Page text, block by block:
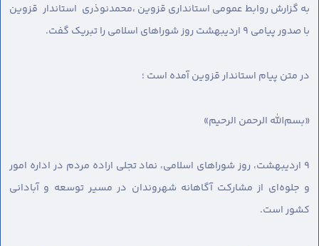
به گزارش روابط عمومی استانداری قزوین ،محمدنوذری استاندار قزوین
با صدور پیامی ۹ اردیبهشت روز شوراهای اسلامی را تبریک گفت.
در متن پیام استاندار قزوین آمده است ؛
«بسم‌الله الرحمن الرحیم»
۹ اردیبهشت، روز شوراهای اسلامی، نماد تجلی اراده مردم در اداره امور
و جلوه‌ای از مشارکت آگاهانه شهروندان در مسیر توسعه و آبادانی
کشور است.